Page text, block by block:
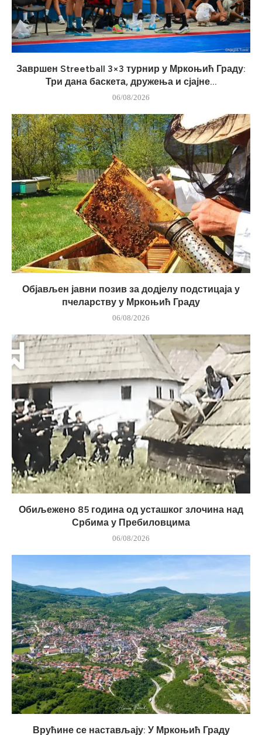
Завршен Streetball 3×3 турнир у Мркоњић Граду:
Три дана баскета, дружења и сјајне...
06/08/2026
Објављен јавни позив за додјелу подстицаја у
пчеларству у Мркоњић Граду
06/08/2026
Обиљежено 85 година од усташког злочина над
Србима у Пребиловцима
06/08/2026
Врућине се настављају: У Мркоњић Граду